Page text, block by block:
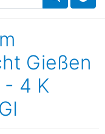
Gießen
- 4 K